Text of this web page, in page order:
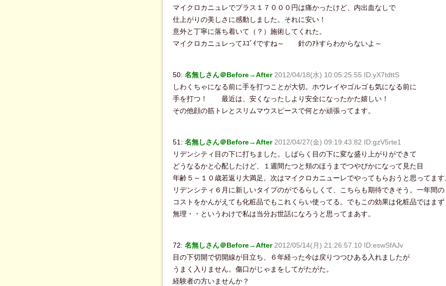
マイクロカニュレでプラス１７０００円は痛かったけど、内出血なしで
仕上がりの美しさに感動しました。それに安い！
意外と丁寧に落ち着いて（？）施術してくれた。
マイクロカニュレってｽｺﾞｲですね～ 針のｱﾄすらわからないよ～
50: 名無しさん＠Before→After 2012/04/18(水) 10:05:25.55 ID:yX7tdttS
しわくちゃになる前に手を打つことが大切。ホウレイやゴルゴも気になる前に
手を打つ！ 最近は、安くなったしより安全になったかた嬉しい！
その他顔の筋トレとスリムマウスピースで何とか頑張ってます。
51: 名無しさん＠Before→After 2012/04/27(金) 09:19:43.82 ID:gzV5rte1
リデンシティ目の下に打ちました。しばらく目の下に変な盛り上がりができて
どうなるかと心配したけど、１週間たつと頬のほうまでつやぴかになって見た目
年齢５～１０歳若返り大満足。次はマイクロカニューレでやってもらおうと思ってます
リデンシティ６月に新しいタイプのがでるらしくて、こちらも期待できそう。一年間の
コストをかんがえても化粧品でもこれくらい使ってる。でもこの効果は化粧品ではまず
無理・・というわけで私は当分お世話になろうと思ってまあす。
72: 名無しさん＠Before→After 2012/05/14(月) 21:26:57.10 ID:eswSfAJv
目の下切開で切開線が目立ち、６年経った今は戻りつつひある入れましたが
うまく入りません。傷口がじゃまをしてがたがた。
経験者の方いませんか？